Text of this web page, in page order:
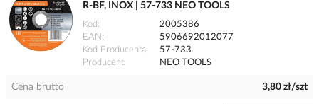
R-BF, INOX | 57-733 NEO TOOLS
Kod
2005386
EAN
5906692012077
Kod Producenta
57-733
Producent
NEO TOOLS
Cena brutto 3,80 zł/szt